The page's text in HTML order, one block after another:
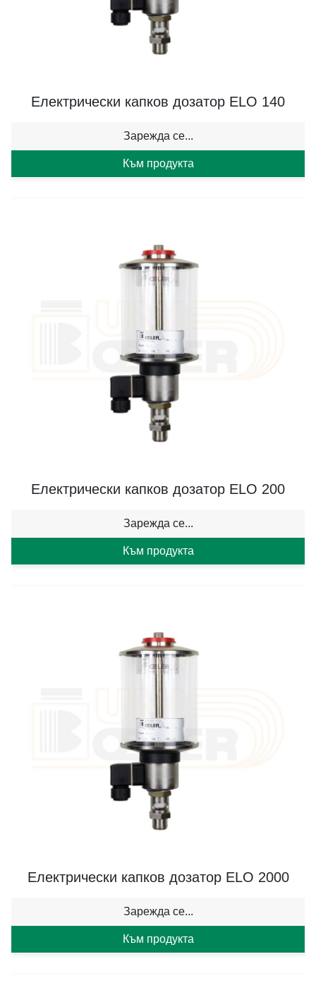
Електрически капков дозатор ELO 140
Зарежда се...
Към продукта
Електрически капков дозатор ELO 200
Зарежда се...
Към продукта
Електрически капков дозатор ELO 2000
Зарежда се...
Към продукта